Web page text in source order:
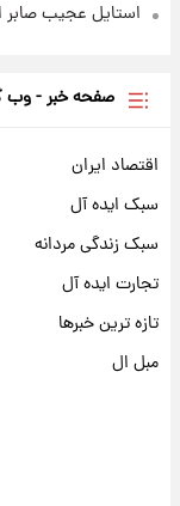
استایل عجیب صابر
صفحه خبر - وب
اقتصاد ایران
سبک ایده آل
سبک زندگی مردانه
تجارت ایده آل
تازه ترین خبرها
مبل ال